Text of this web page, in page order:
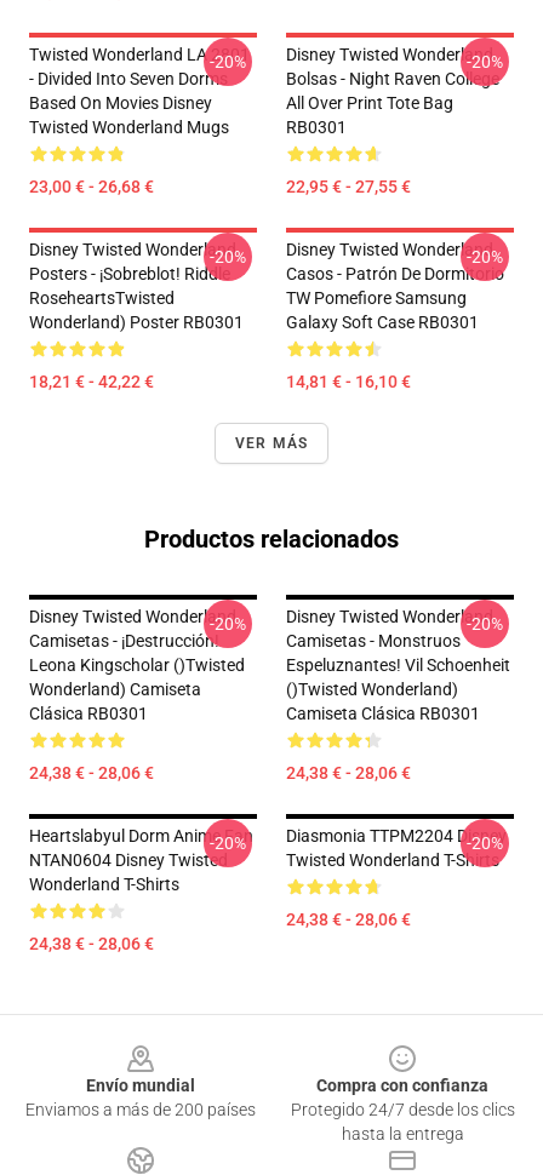
Twisted Wonderland LA 2801
- Divided Into Seven Dorms
Based On Movies Disney
Twisted Wonderland Mugs
23,00 € - 26,68 €
-20%
Disney Twisted Wonderland
Bolsas - Night Raven College
All Over Print Tote Bag
RB0301
22,95 € - 27,55 €
-20%
Disney Twisted Wonderland
Posters - ¡Sobreblot! Riddle
RoseheartsTwisted
Wonderland) Poster RB0301
18,21 € - 42,22 €
-20%
Disney Twisted Wonderland
Casos - Patrón De Dormitorio
TW Pomefiore Samsung
Galaxy Soft Case RB0301
14,81 € - 16,10 €
-20%
VER MÁS
Productos relacionados
Disney Twisted Wonderland
Camisetas - ¡Destrucción!
Leona Kingscholar ()Twisted
Wonderland) Camiseta
Clásica RB0301
24,38 € - 28,06 €
-20%
Disney Twisted Wonderland
Camisetas - Monstruos
Espeluznantes! Vil Schoenheit
()Twisted Wonderland)
Camiseta Clásica RB0301
24,38 € - 28,06 €
-20%
Heartslabyul Dorm Anime Fan
NTAN0604 Disney Twisted
Wonderland T-Shirts
24,38 € - 28,06 €
-20%
Diasmonia TTPM2204 Disney
Twisted Wonderland T-Shirts
24,38 € - 28,06 €
-20%
Envío mundial
Enviamos a más de 200 países
Compra con confianza
Protegido 24/7 desde los clics
hasta la entrega